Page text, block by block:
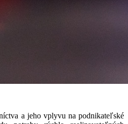
a jeho vplyvu na podnikateľské